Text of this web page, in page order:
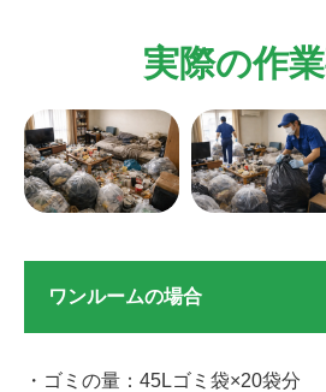
実際の作
ワンルームの場合
・ゴミの量：45Lゴミ袋×20袋分